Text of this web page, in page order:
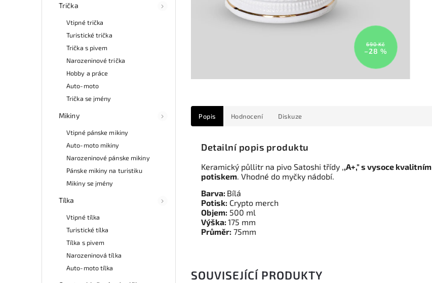
Trička
Vtipné trička
Turistické trička
Trička s pivem
Narozeninové trička
Hobby a práce
Auto-moto
Trička se jmény
Mikiny
Vtipné pánske mikiny
Auto-moto mikiny
Narozeninové pánske mikiny
Pánske mikiny na turistiku
Mikiny se jmény
Tílka
Vtipné tílka
Turistické tílka
Tílka s pivem
Narozeninová tílka
Auto-moto tílka
690 Kč
–28 %
Popis Hodnocení Diskuze
Detailní popis produktu
Keramický půllitr na pivo Satoshi třídy ,,A+," s vysoce kvalitním
potiskem. Vhodné do myčky nádobí.
Barva: Bílá
Potisk: Crypto merch
Objem: 500 ml
Výška: 175 mm
Průměr: 75mm
SOUVISEJÍCÍ PRODUKTY